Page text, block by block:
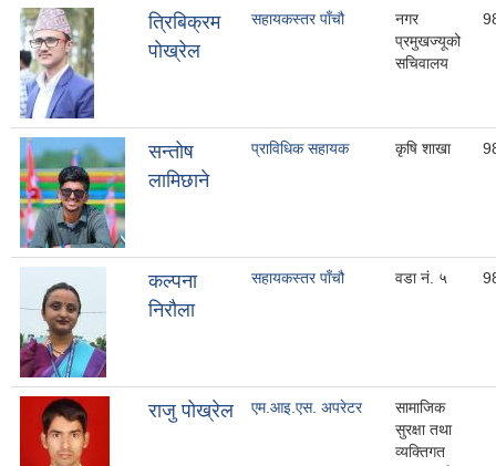
त्रिबिक्रम
पाेख्रेल
सहायकस्तर पाँचौ
नगर
प्रमुखज्यूको
सचिवालय
सन्तोष
लामिछाने
प्राविधिक सहायक कृषि शाखा
कल्पना
निरौला
सहायकस्तर पाँचौ वडा नं. ५
राजु पोख्रेल एम.आइ.एस. अपरेटर
सामाजिक
सुरक्षा तथा
व्यक्तिगत